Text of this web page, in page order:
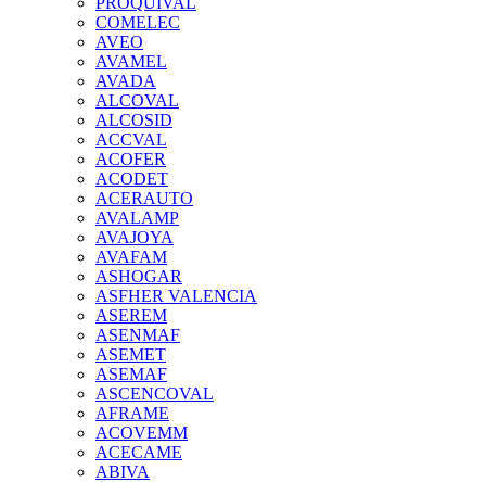
COMELEC
AVEO
AVAMEL
AVADA
ALCOVAL
ALCOSID
ACCVAL
ACOFER
ACODET
ACERAUTO
AVALAMP
AVAJOYA
AVAFAM
ASHOGAR
ASFHER VALENCIA
ASEREM
ASENMAF
ASEMET
ASEMAF
ASCENCOVAL
AFRAME
ACOVEMM
ACECAME
ABIVA